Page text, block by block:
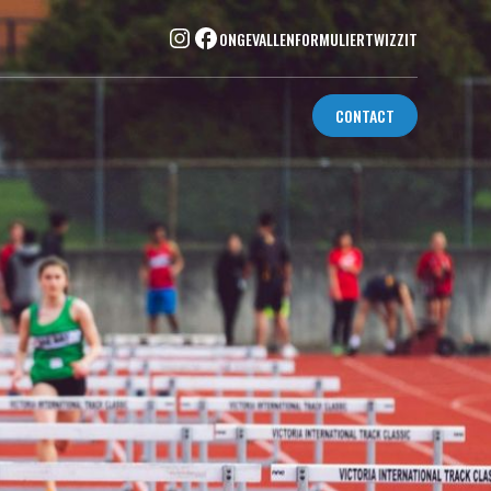
ONGEVALLENFORMULIERTWIZZIT
CONTACT